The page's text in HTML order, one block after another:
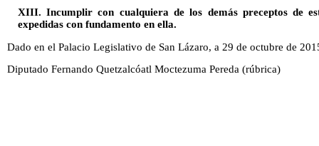
XIII. Incumplir con cualquiera de los demás preceptos de
expedidas con fundamento en ella.
Dado en el Palacio Legislativo de San Lázaro, a 29 de octubre de
Diputado Fernando Quetzalcóatl Moctezuma Pereda (rúbrica)